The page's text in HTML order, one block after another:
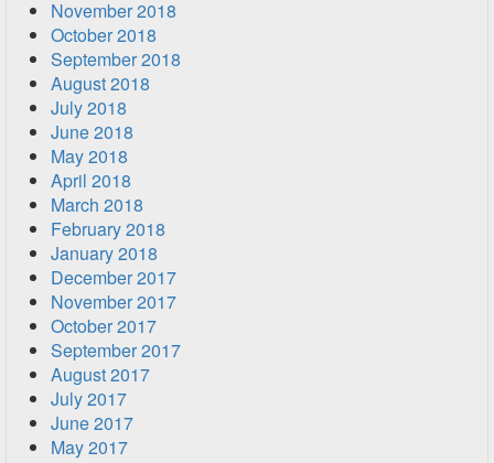
November 2018
October 2018
September 2018
August 2018
July 2018
June 2018
May 2018
April 2018
March 2018
February 2018
January 2018
December 2017
November 2017
October 2017
September 2017
August 2017
July 2017
June 2017
May 2017